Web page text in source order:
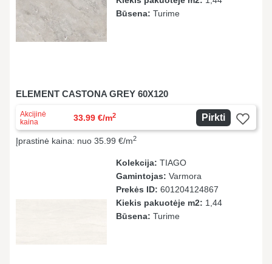
Būsena: Turime
ELEMENT CASTONA GREY 60X120
Akcijinė
kaina
33.99 €/m2 Pirkti
Įprastinė kaina: nuo 35.99 €/m2
Kolekcija: TIAGO
Gamintojas: Varmora
Prekės ID: 601204124867
Kiekis pakuotėje m2: 1,44
Būsena: Turime